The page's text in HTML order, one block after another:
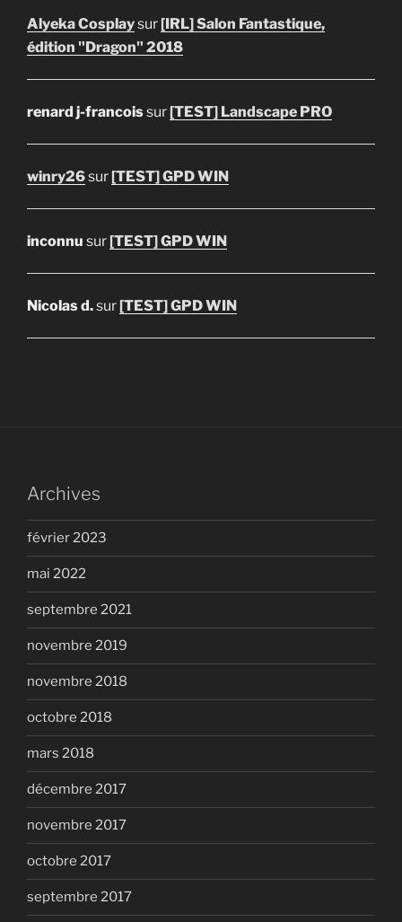
Alyeka Cosplaysur[IRL] Salon Fantastique,
édition "Dragon" 2018
renard j-francoissur[TEST] Landscape PRO
winry26sur[TEST] GPD WIN
inconnu sur[TEST] GPD WIN
Nicolas d.sur[TEST] GPD WIN
Archives
février 2023
mai 2022
septembre 2021
novembre 2019
novembre 2018
octobre 2018
mars 2018
décembre 2017
novembre 2017
octobre 2017
septembre 2017